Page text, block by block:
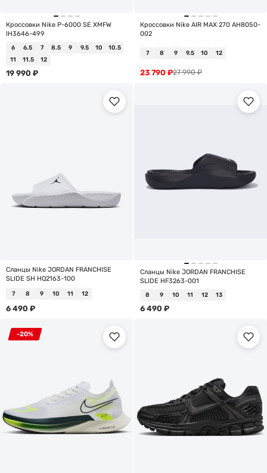
Кроссовки Nike P-6000 SE XMFW
IH3646-499
6 6.5 7 8.5 9 9.5 10
10.5
11
11.5 12
19 990 ₽
Кроссовки Nike AIR MAX 270 AH8050-
002
7 8 9 9.5 10 12
27 990₽
23 790 ₽
Сланцы Nike JORDAN FRANCHISE
SLIDE SH HQ2163-100
7 8 9 10 11 12
6 490 ₽
Сланцы Nike JORDAN FRANCHISE
SLIDE HF3263-001
8 9 10 11 12 13
6 490 ₽
-20%